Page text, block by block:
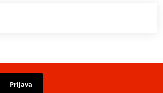
Prijava